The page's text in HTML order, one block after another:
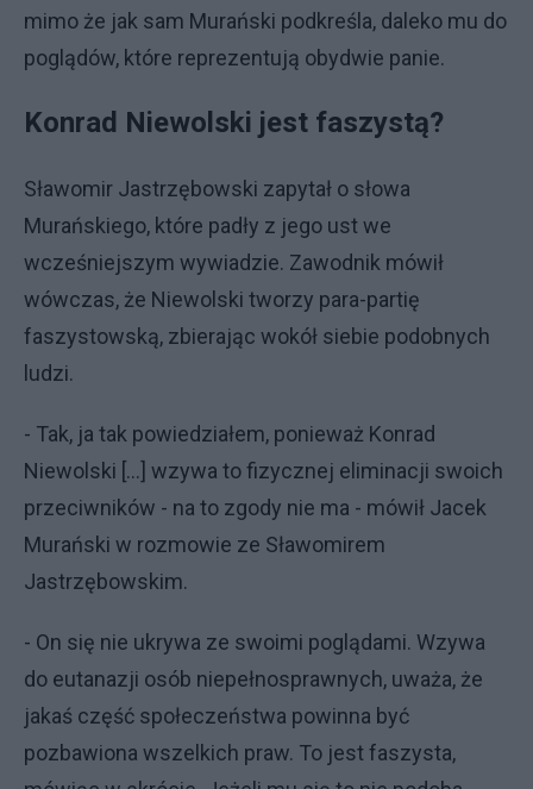
mimo że jak sam Murański podkreśla, daleko mu do
poglądów, które reprezentują obydwie panie.
Konrad Niewolski jest faszystą?
Sławomir Jastrzębowski zapytał o słowa
Murańskiego, które padły z jego ust we
wcześniejszym wywiadzie. Zawodnik mówił
wówczas, że Niewolski tworzy para-partię
faszystowską, zbierając wokół siebie podobnych
ludzi.
- Tak, ja tak powiedziałem, ponieważ Konrad
Niewolski [...] wzywa to fizycznej eliminacji swoich
przeciwników - na to zgody nie ma - mówił Jacek
Murański w rozmowie ze Sławomirem
Jastrzębowskim.
- On się nie ukrywa ze swoimi poglądami. Wzywa
do eutanazji osób niepełnosprawnych, uważa, że
jakaś część społeczeństwa powinna być
pozbawiona wszelkich praw. To jest faszysta,